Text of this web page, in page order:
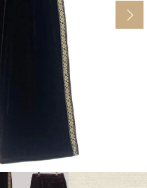
スタッフコーディネート
古着卸DOCK
ーから探す
Outer